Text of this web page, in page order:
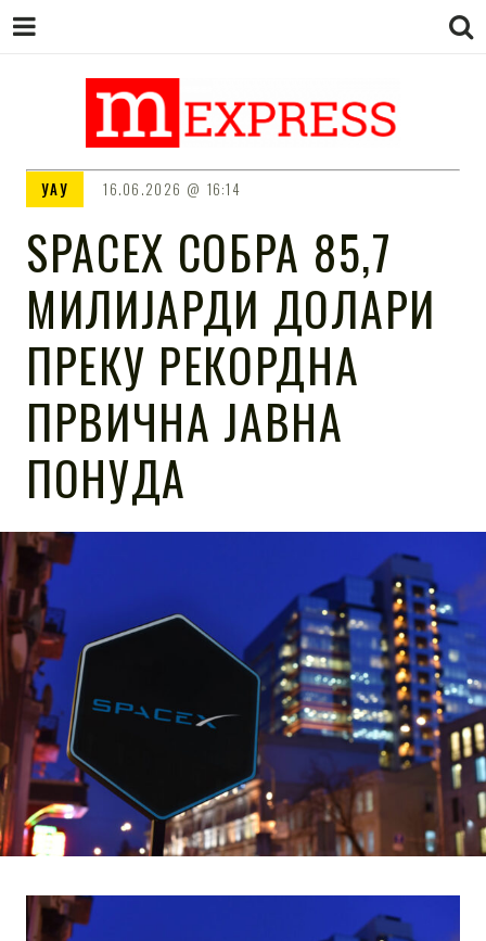
M EXPRESS
УАУ 16.06.2026 16:14
SPACEX СОБРА 85,7
МИЛИЈАРДИ ДОЛАРИ
ПРЕКУ РЕКОРДНА
ПРВИЧНА ЈАВНА
ПОНУДA